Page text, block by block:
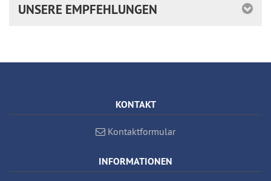
UNSERE EMPFEHLUNGEN
KONTAKT
Kontaktformular
INFORMATIONEN